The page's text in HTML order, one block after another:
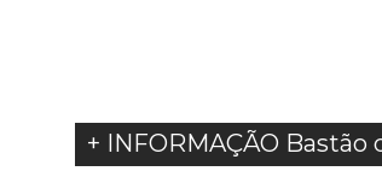
+ INFORMAÇÃO Bastão